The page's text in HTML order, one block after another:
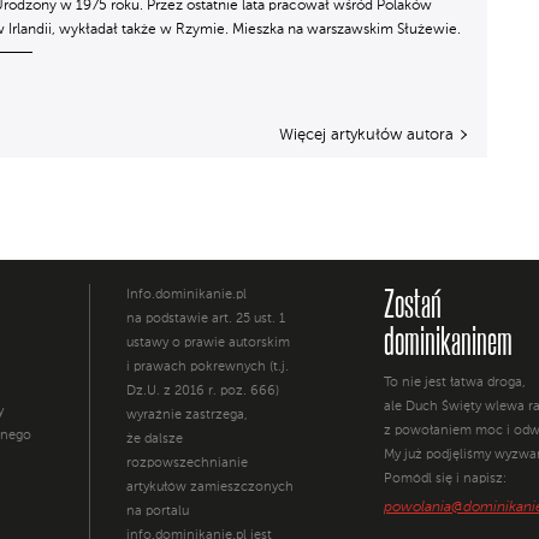
w 1975 roku. Przez ostatnie lata pracował wśród Polaków
Irlandii, wykładał także w Rzymie. Mieszka na warszawskim Służewie.
Więcej artykułów autora
Info.dominikanie.pl
na podstawie art. 25 ust. 1
ustawy o prawie autorskim
i prawach pokrewnych (t.j.
Dz.U. z 2016 r. poz. 666)
wyraźnie zastrzega,
że dalsze
rozpowszechnianie
artykułów zamieszczonych
na portalu
info.dominikanie.pl jest
Zostań
dominikaninem
To nie jest łatwa droga,
ale Duch Święty wlewa
z powołaniem moc i
My już podjęliśmy
Pomódl się i napisz: